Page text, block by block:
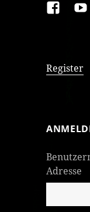
Register
Adresse